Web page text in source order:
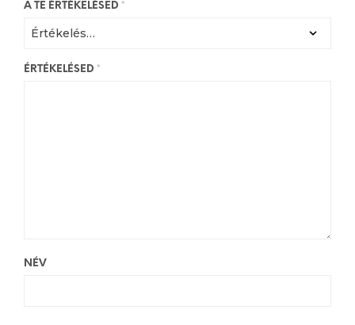
A TE ÉRTÉKELÉSED *
ÉRTÉKELÉSED *
NÉV